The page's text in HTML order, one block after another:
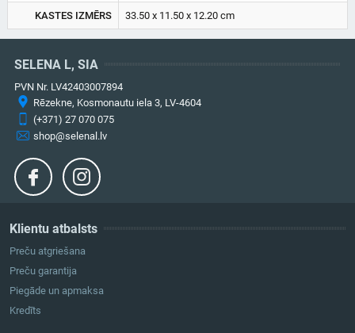
KASTES IZMĒRS 33.50 x 11.50 x 12.20 cm
Klientu atbalsts
Preču atgriešana
Preču garantija
Piegāde un apmaksa
Kredīts
SELENA L, SIA
PVN Nr. LV42403007894
Rēzekne, Kosmonautu iela 3, LV-4604
(+371) 27 070 075
shop@selenal.lv